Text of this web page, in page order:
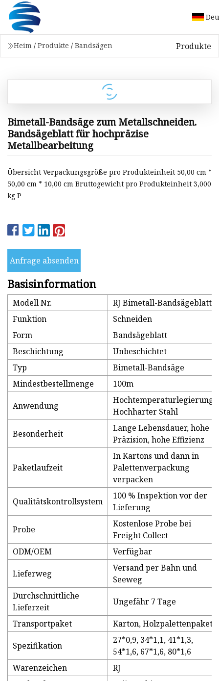
Heim / Produkte / Bandsägen Produkte
Bimetall-Bandsäge zum Metallschneiden.
Bandsägeblatt für hochpräzise
Metallbearbeitung
Übersicht Verpackungsgröße pro Produkteinheit 50,00 cm *
50,00 cm * 10,00 cm Bruttogewicht pro Produkteinheit 3,000
kg P
Anfrage absenden
Basisinformation
Modell Nr.
RJ Bimetall-Bandsägeblatt
Funktion
Schneiden
Form
Bandsägeblatt
Beschichtung
Unbeschichtet
Typ
Bimetall-Bandsäge
Mindestbestellmenge
100m
Anwendung
Hochtemperaturlegierung.
Hochharter Stahl
Besonderheit
Lange Lebensdauer, hohe
Präzision, hohe Effizienz
Paketlaufzeit
In Kartons und dann in
Palettenverpackung
verpacken
Qualitätskontrollsystem
100 % Inspektion vor der
Lieferung
Probe
Kostenlose Probe bei
Freight Collect
ODM/OEM
Verfügbar
Lieferweg
Versand per Bahn und
Seeweg
Durchschnittliche
Lieferzeit
Ungefähr 7 Tage
Transportpaket Karton, Holzpalettenpaket
Spezifikation
27*0,9, 34*1,1, 41*1,3,
54*1,6, 67*1,6, 80*1,6
Warenzeichen
RJ